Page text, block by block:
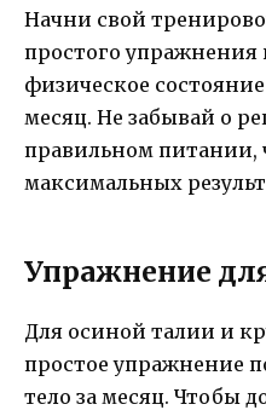
Начни свой
простого упражнения
физическое
месяц. Не забывай о
правильном питании,
максимальных
Упражнение
Для осиной талии и
простое упражнение
тело за месяц. Чтобы